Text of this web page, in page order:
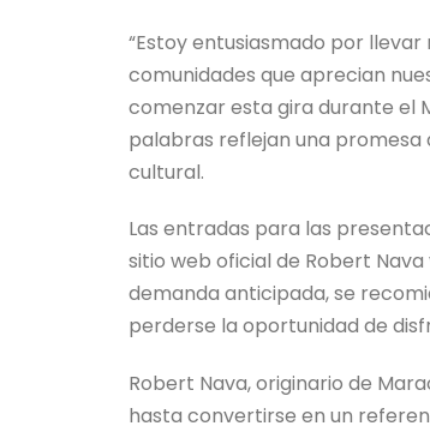
“Estoy entusiasmado por
comunidades que aprecian
comenzar esta gira durante el
palabras reflejan una
cultural.
Las entradas para las
sitio web oficial de Robert
demanda anticipada, se
perderse la oportunidad de
Robert Nava, originario de
hasta convertirse en un